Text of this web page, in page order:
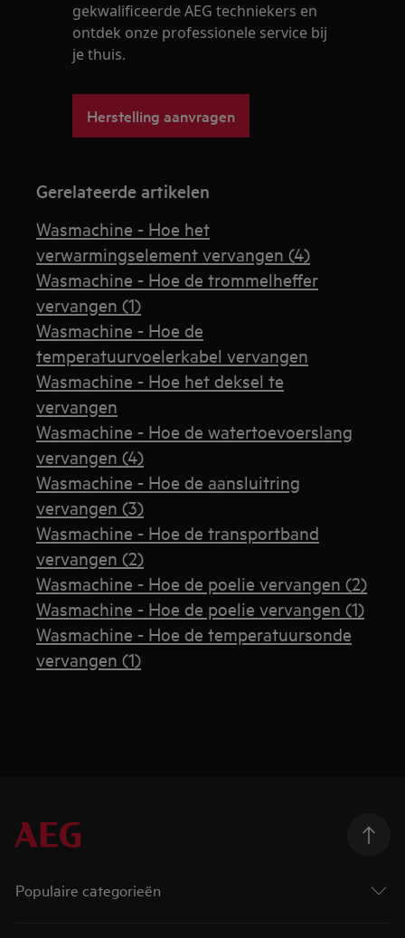
gekwalificeerde AEG techniekers en
ontdek onze professionele service bij
je thuis.
Herstelling aanvragen
Gerelateerde artikelen
Wasmachine - Hoe het
verwarmingselement vervangen (4)
Wasmachine - Hoe de trommelheffer
vervangen (1)
Wasmachine - Hoe de
temperatuurvoelerkabel vervangen
Wasmachine - Hoe het deksel te
vervangen
Wasmachine - Hoe de watertoevoerslang
vervangen (4)
Wasmachine - Hoe de aansluitring
vervangen (3)
Wasmachine - Hoe de transportband
vervangen (2)
Wasmachine - Hoe de poelie vervangen (2)
Wasmachine - Hoe de poelie vervangen (1)
Wasmachine - Hoe de temperatuursonde
vervangen (1)
Populaire categorieën